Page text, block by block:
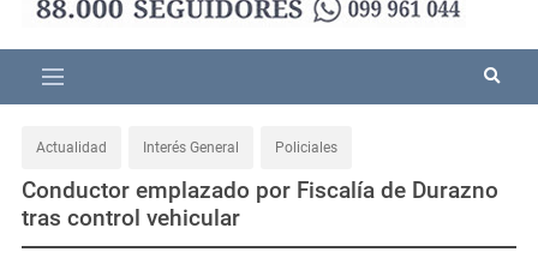
Actualidad Interés General Policiales
Conductor emplazado por Fiscalía de Durazno
tras control vehicular